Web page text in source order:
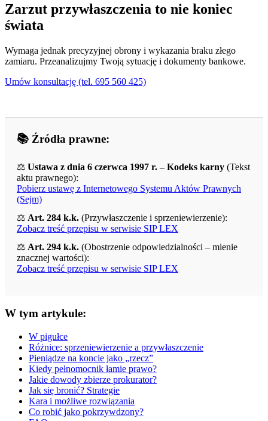
Zarzut przywłaszczenia to nie koniec
świata
Wymaga jednak precyzyjnej obrony i wykazania braku złego
zamiaru. Przeanalizujmy Twoją sytuację i dokumenty bankowe.
Umów konsultację (tel. 695 560 425)
📚 Źródła prawne:
⚖️ Ustawa z dnia 6 czerwca 1997 r. – Kodeks karny (Tekst
aktu prawnego):
Pobierz ustawę z Internetowego Systemu Aktów Prawnych
(Sejm)
⚖️ Art. 284 k.k. (Przywłaszczenie i sprzeniewierzenie):
Zobacz treść przepisu w serwisie SIP LEX
⚖️ Art. 294 k.k. (Obostrzenie odpowiedzialności – mienie
znacznej wartości):
Zobacz treść przepisu w serwisie SIP LEX
W tym artykule:
W pigułce
Różnice: sprzeniewierzenie a przywłaszczenie
Pieniądze na koncie jako „rzecz”
Kiedy pełnomocnik łamie prawo?
Jakie dowody zbierze prokurator?
Jak się bronić? Strategie
Kara i możliwe rozwiązania
Co robić jako pokrzywdzony?